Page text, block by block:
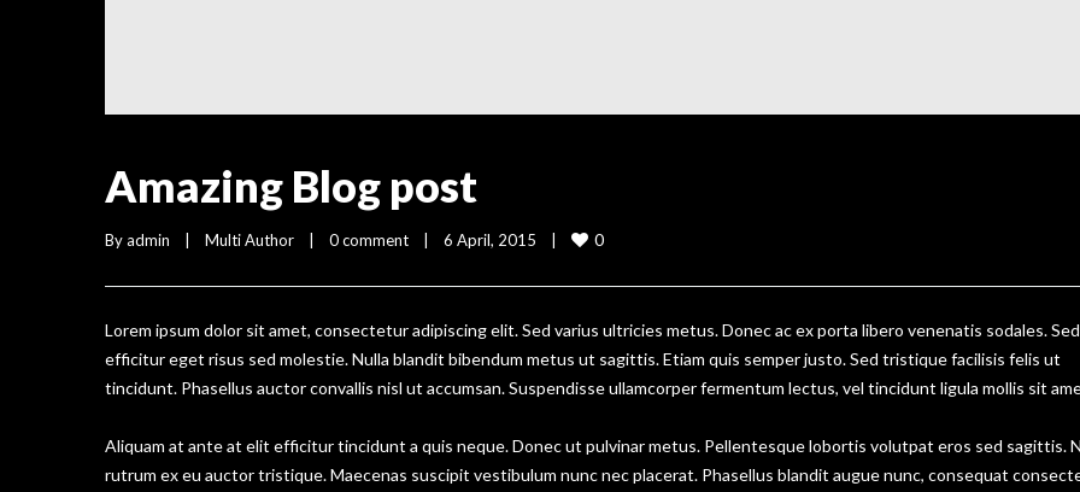
Amazing Blog post
By admin Multi Author 0 comment
    |    6 April, 2015    |
0
Lorem ipsum dolor sit amet, consectetur adipiscing elit. Sed varius ultricies metus. Donec ac ex porta libero venenatis sodales. Sed
efficitur eget risus sed molestie. Nulla blandit bibendum metus ut sagittis. Etiam quis semper justo. Sed tristique facilisis felis ut
tincidunt. Phasellus auctor convallis nisl ut accumsan. Suspendisse ullamcorper fermentum lectus, vel tincidunt ligula mollis sit
Aliquam at ante at elit efficitur tincidunt a quis neque. Donec ut pulvinar metus. Pellentesque lobortis volutpat eros sed sagittis.
rutrum ex eu auctor tristique. Maecenas suscipit vestibulum nunc nec placerat. Phasellus blandit augue nunc, consequat